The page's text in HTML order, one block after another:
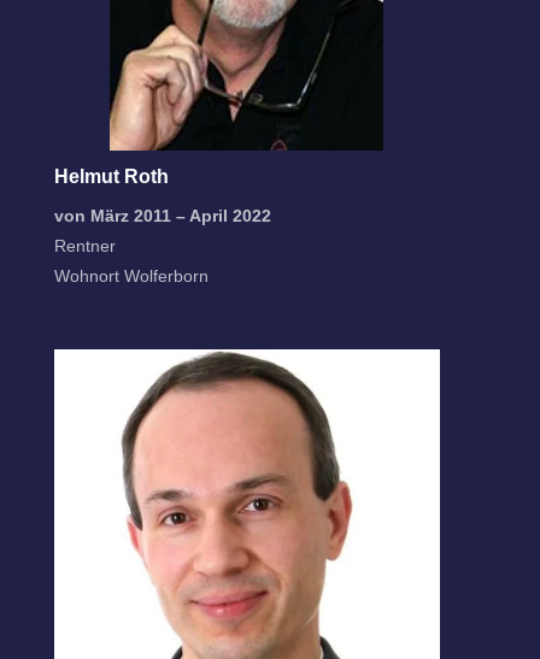
Helmut Roth
von März 2011 – April 2022
Rentner
Wohnort Wolferborn